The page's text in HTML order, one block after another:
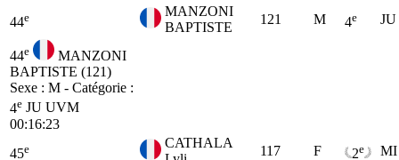
44e
MANZONI
BAPTISTE
121 M 4e JU
44e
MANZONI
BAPTISTE (121)
Sexe : M - Catégorie :
4e JU UVM
00:16:23
45e
CATHALA
117 F 2e MI